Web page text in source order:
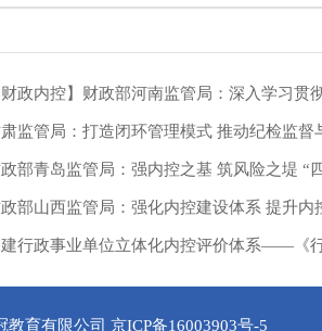
部山西监管局：强化内控建设体系 提升内
教育有限公司 京ICP备16003903号-5